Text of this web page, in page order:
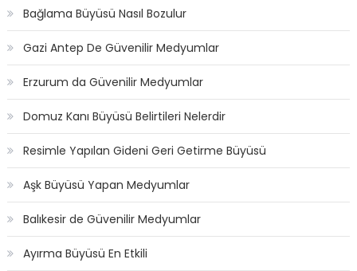
Bağlama Büyüsü Nasıl Bozulur
Gazi Antep De Güvenilir Medyumlar
Erzurum da Güvenilir Medyumlar
Domuz Kanı Büyüsü Belirtileri Nelerdir
Resimle Yapılan Gideni Geri Getirme Büyüsü
Aşk Büyüsü Yapan Medyumlar
Balıkesir de Güvenilir Medyumlar
Ayırma Büyüsü En Etkili